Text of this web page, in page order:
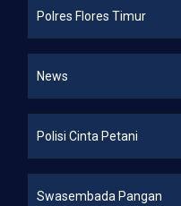
Polres Flores Timur
News
Polisi Cinta Petani
Swasembada Pangan